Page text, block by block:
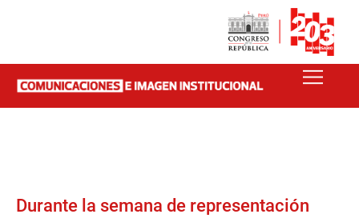
Durante la semana de representación